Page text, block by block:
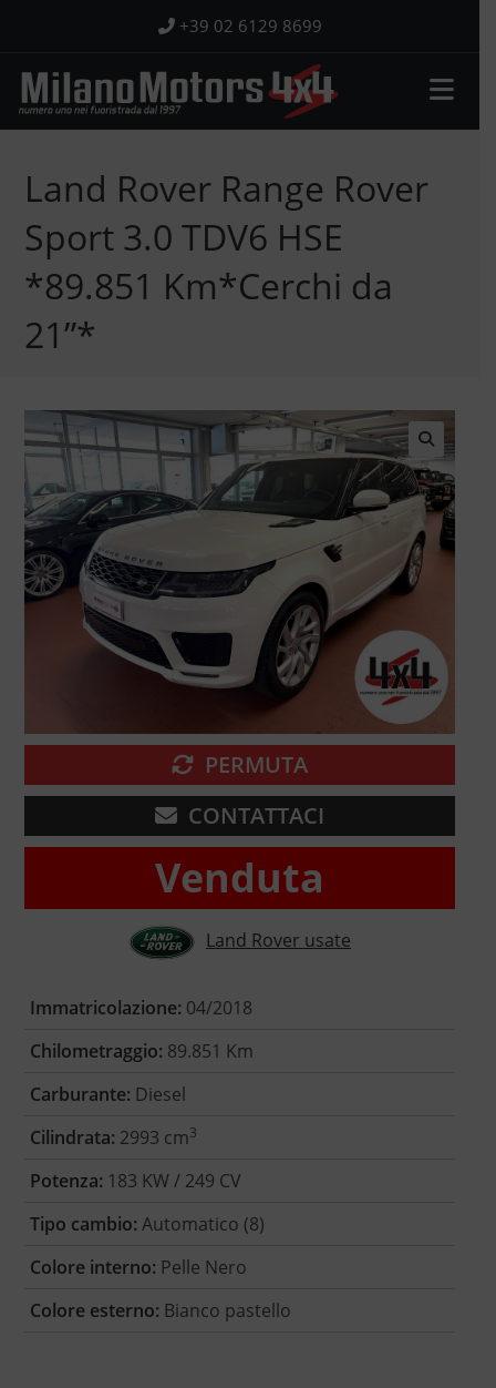
contenuto
+39 02 6129 8699
Land Rover Range Rover
Sport 3.0 TDV6 HSE
*89.851 Km*Cerchi da
21”*
🔍
PERMUTA
CONTATTACI
Venduta
Land Rover usate
Immatricolazione: 04/2018
Chilometraggio: 89.851 Km
Carburante: Diesel
Cilindrata: 2993 cm3
Potenza: 183 KW / 249 CV
Tipo cambio: Automatico (8)
Colore interno: Pelle Nero
Colore esterno: Bianco pastello